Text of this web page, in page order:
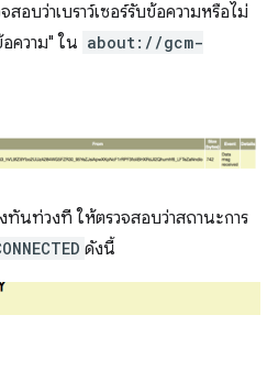
อบว่าเบราว์เซอร์รับข้อความหรือไม่
ความ" ใน about://gcm-
ทันท่วงที ให้ตรวจสอบว่าสถานะการ
ดังนี้